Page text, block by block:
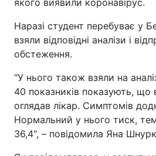
якого виявили коронавірус.
Наразі студент перебуває у
взяли відповідні аналізи і
обстеження.
"У нього також взяли на
40 показників показують, що
оглядав лікар. Симптомів
Нормальний у нього тиск,
36,4", – повідомила Яна